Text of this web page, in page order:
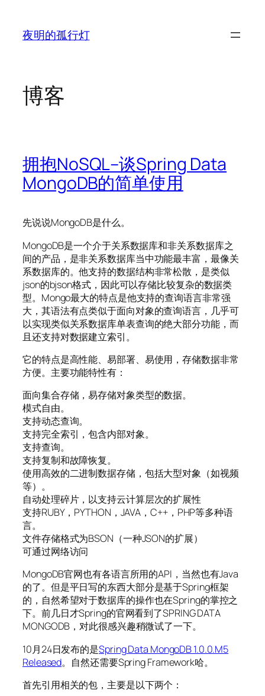
夜明的孤行灯
博客
拥抱NoSQL–谈Spring Data
MongoDB的简单使用
先说说MongoDB是什么。
MongoDB是一个介于关系数据库和非关系数据库之
间的产品，是非关系数据库当中功能最丰富，最像关
系数据库的。他支持的数据结构非常松散，是类似
json的bjson格式，因此可以存储比较复杂的数据类
型。Mongo最大的特点是他支持的查询语言非常强
大，其语法有点类似于面向对象的查询语言，几乎可
以实现类似关系数据库单表查询的绝大部分功能，而
且还支持对数据建立索引。
它的特点是高性能、易部署、易使用，存储数据非常
方便。主要功能特性有：
面向集合存储，易存储对象类型的数据。
模式自由。
支持动态查询。
支持完全索引，包含内部对象。
支持查询。
支持复制和故障恢复。
使用高效的二进制数据存储，包括大型对象（如视频
等）。
自动处理碎片，以支持云计算层次的扩展性
支持RUBY，PYTHON，JAVA，C++，PHP等多种语
言。
文件存储格式为BSON（一种JSON的扩展）
可通过网络访问
MongoDB官网也有各语言所用的API，当然也有Java
的了。但是平日写的东西大部分是基于Spring框架
的，自然希望对于数据库的操作也在Spring的掌控之
下。前几日才Spring的官网看到了SPRING DATA
MONGODB，对此很感兴趣稍微试了一下。
10月24日发布的是Spring Data MongoDB 1.0.0.M5
Released。自然还需要Spring Framework哈。
首先引用相关的包，主要是以下两个：